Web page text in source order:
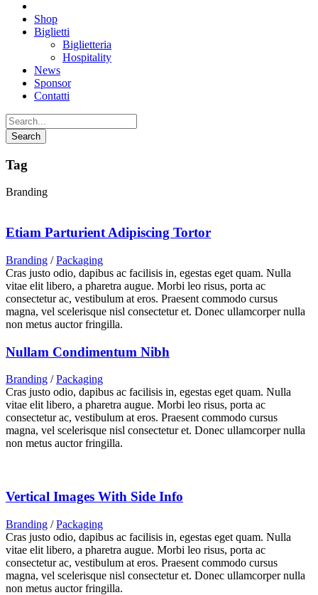
Shop
Biglietti
Biglietteria
Hospitality
News
Sponsor
Contatti
Tag
Branding
Etiam Parturient Adipiscing Tortor
Branding / Packaging
Cras justo odio, dapibus ac facilisis in, egestas eget quam. Nulla
vitae elit libero, a pharetra augue. Morbi leo risus, porta ac
consectetur ac, vestibulum at eros. Praesent commodo cursus
magna, vel scelerisque nisl consectetur et. Donec ullamcorper nulla
non metus auctor fringilla.
Nullam Condimentum Nibh
Branding / Packaging
Cras justo odio, dapibus ac facilisis in, egestas eget quam. Nulla
vitae elit libero, a pharetra augue. Morbi leo risus, porta ac
consectetur ac, vestibulum at eros. Praesent commodo cursus
magna, vel scelerisque nisl consectetur et. Donec ullamcorper nulla
non metus auctor fringilla.
Vertical Images With Side Info
Branding / Packaging
Cras justo odio, dapibus ac facilisis in, egestas eget quam. Nulla
vitae elit libero, a pharetra augue. Morbi leo risus, porta ac
consectetur ac, vestibulum at eros. Praesent commodo cursus
magna, vel scelerisque nisl consectetur et. Donec ullamcorper nulla
non metus auctor fringilla.